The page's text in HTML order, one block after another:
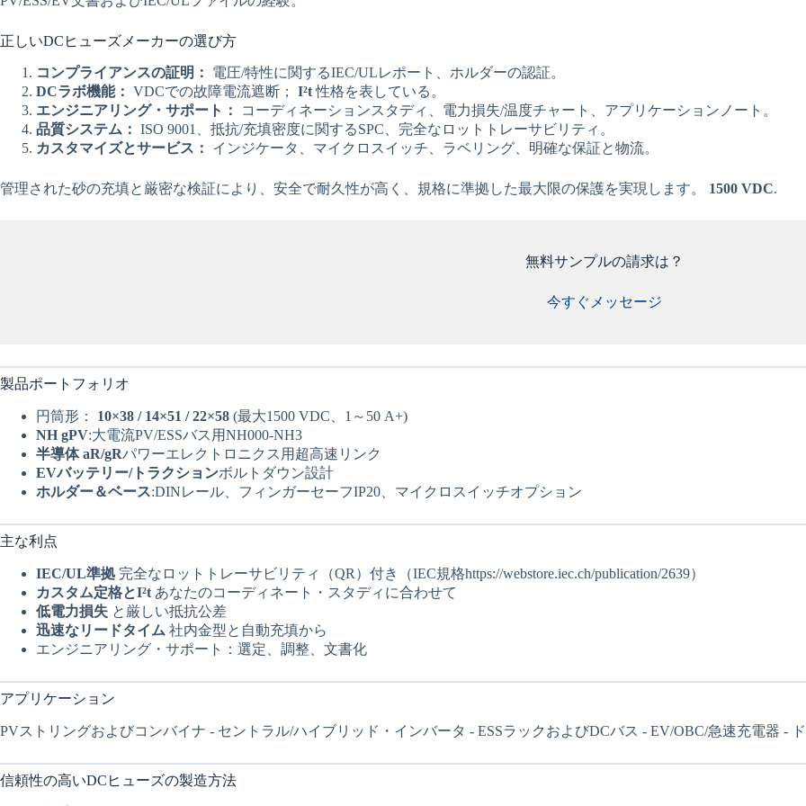
正しいDCヒューズメーカーの選び方
コンプライアンスの証明：
電圧/特性に関するIEC/ULレポート、ホルダーの認証。
DCラボ機能： VDCでの故障電流遮断； I²t性格を表している。
エンジニアリング・サポート：
コーディネーションスタディ、電力損失/温度チャート、アプリケーションノート。
品質システム： ISO 9001、抵抗/充填密度に関するSPC、完全なロットトレーサビリティ。
カスタマイズとサービス：
インジケータ、マイクロスイッチ、ラベリング、明確な保証と物流。
管理された砂の充填と厳密な検証により、安全で耐久性が高く、規格に準拠した最大限の保護を実現します。 1500 VDC.
無料サンプルの請求は？
今すぐメッセージ
製品ポートフォリオ
円筒形： 10×38 / 14×51 / 22×58 (最大1500 VDC、1～50 A+)
NH gPV:大電流PV/ESSバス用NH000-NH3
半導体 aR/gRパワーエレクトロニクス用超高速リンク
EVバッテリー/トラクションボルトダウン設計
ホルダー＆ベース:DINレール、フィンガーセーフIP20、マイクロスイッチオプション
主な利点
IEC/UL準拠 完全なロットトレーサビリティ（QR）付き（IEC規格https://webstore.iec.ch/publication/2639）
カスタム定格とI²t あなたのコーディネート・スタディに合わせて
低電力損失 と厳しい抵抗公差
迅速なリードタイム 社内金型と自動充填から
エンジニアリング・サポート：選定、調整、文書化
アプリケーション
PVストリングおよびコンバイナ - セントラル/ハイブリッド・インバータ - ESSラックおよびDCバス - EV/OBC/急速充電器 -
信頼性の高いDCヒューズの製造方法